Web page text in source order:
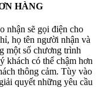
HÀNG
nhận sẽ gọi điện cho
họ tên người nhận và
một số chương trình
khách có thể chậm hơn
thông cảm. Tùy vào
quyết những yêu cầu